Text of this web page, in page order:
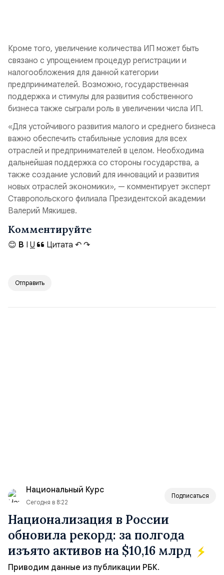
Кроме того, увеличение количества ИП может быть
связано с упрощением процедур регистрации и
налогообложения для данной категории
предпринимателей. Возможно, государственная
поддержка и стимулы для развития собственного
бизнеса также сыграли роль в увеличении числа ИП.
«Для устойчивого развития малого и среднего бизнеса
важно обеспечить стабильные условия для всех
отраслей и предпринимателей в целом. Необходима
дальнейшая поддержка со стороны государства, а
также создание условий для инноваций и развития
новых отраслей экономики», — комментирует эксперт
Ставропольского филиала Президентской академии
Валерий Мякишев.
Комментируйте
😊 B I U Цитата ↶ ↷
Отправить
Национальный Курс
Сегодня в 8:22
Подписаться
Национализация в России
обновила рекорд: за полгода
изъято активов на $10,16 млрд
Приводим данные из публикации РБК.